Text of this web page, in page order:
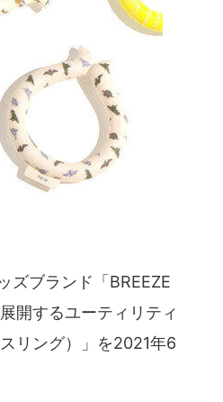
ズブランド「BREEZE
開するユーティリティ
リング）」を2021年6